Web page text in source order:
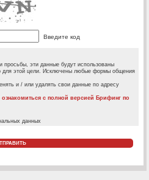
Введите код
просьбы, эти данные будут использованы
для этой цели. Исключены любые формы общения
и / или удалять свои данные по адресу
с полной версией Брифинг по
данных